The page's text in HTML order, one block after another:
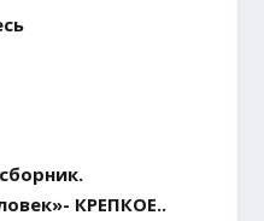
КРЕПКОЕ..